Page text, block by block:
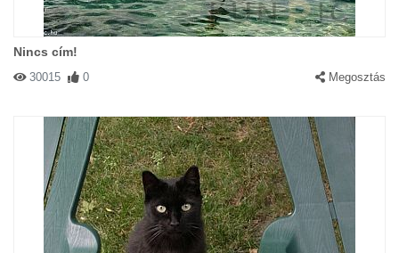
Nincs cím!
30015 0 Megosztás